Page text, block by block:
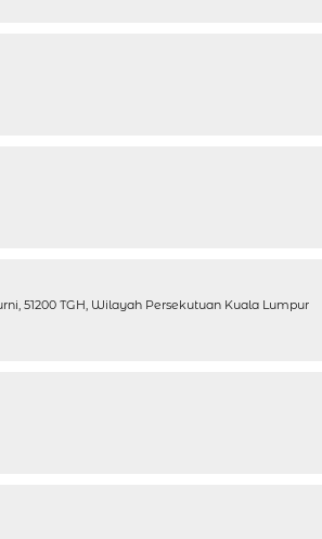
51200 TGH, Wilayah Persekutuan Kuala Lumpur